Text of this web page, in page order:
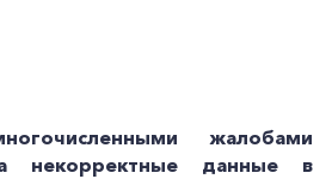
жалобами
некорректные данные в